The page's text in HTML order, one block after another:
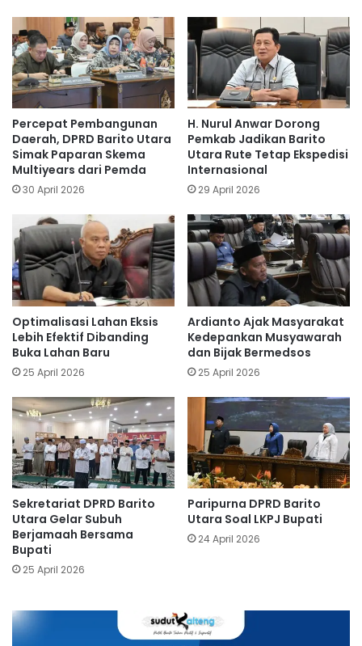
Percepat Pembangunan
Daerah, DPRD Barito Utara
Simak Paparan Skema
Multiyears dari Pemda
30 April 2026
H. Nurul Anwar Dorong
Pemkab Jadikan Barito
Utara Rute Tetap Ekspedisi
Internasional
29 April 2026
Optimalisasi Lahan Eksis
Lebih Efektif Dibanding
Buka Lahan Baru
25 April 2026
Ardianto Ajak Masyarakat
Kedepankan Musyawarah
dan Bijak Bermedsos
25 April 2026
Sekretariat DPRD Barito
Utara Gelar Subuh
Berjamaah Bersama
Bupati
25 April 2026
Paripurna DPRD Barito
Utara Soal LKPJ Bupati
24 April 2026